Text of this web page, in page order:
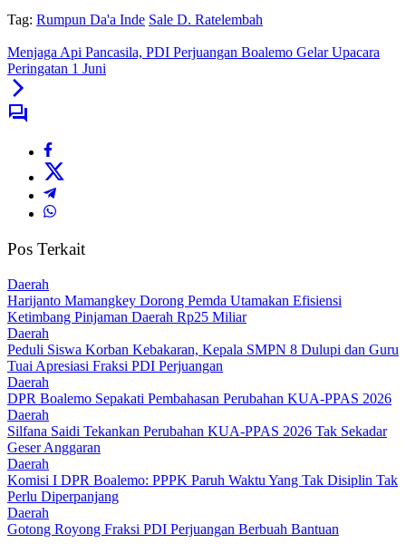
Tag: Rumpun Da'a Inde Sale D. Ratelembah
Menjaga Api Pancasila, PDI Perjuangan Boalemo Gelar Upacara
Peringatan 1 Juni
Pos Terkait
Daerah
Harijanto Mamangkey Dorong Pemda Utamakan Efisiensi
Ketimbang Pinjaman Daerah Rp25 Miliar
Daerah
Peduli Siswa Korban Kebakaran, Kepala SMPN 8 Dulupi dan Guru
Tuai Apresiasi Fraksi PDI Perjuangan
Daerah
DPR Boalemo Sepakati Pembahasan Perubahan KUA-PPAS 2026
Daerah
Silfana Saidi Tekankan Perubahan KUA-PPAS 2026 Tak Sekadar
Geser Anggaran
Daerah
Komisi I DPR Boalemo: PPPK Paruh Waktu Yang Tak Disiplin Tak
Perlu Diperpanjang
Daerah
Gotong Royong Fraksi PDI Perjuangan Berbuah Bantuan